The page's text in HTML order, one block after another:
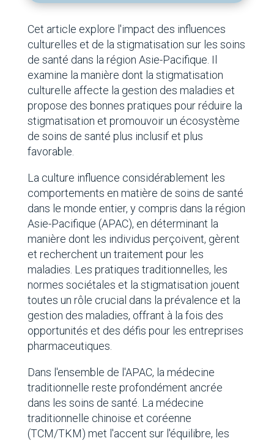
Cet article explore l'impact des influences
culturelles et de la stigmatisation sur les soins
de santé dans la région Asie-Pacifique. Il
examine la manière dont la stigmatisation
culturelle affecte la gestion des maladies et
propose des bonnes pratiques pour réduire la
stigmatisation et promouvoir un écosystème
de soins de santé plus inclusif et plus
favorable.
La culture influence considérablement les
comportements en matière de soins de santé
dans le monde entier, y compris dans la région
Asie-Pacifique (APAC), en déterminant la
manière dont les individus perçoivent, gèrent
et recherchent un traitement pour les
maladies. Les pratiques traditionnelles, les
normes sociétales et la stigmatisation jouent
toutes un rôle crucial dans la prévalence et la
gestion des maladies, offrant à la fois des
opportunités et des défis pour les entreprises
pharmaceutiques.
Dans l'ensemble de l'APAC, la médecine
traditionnelle reste profondément ancrée
dans les soins de santé. La médecine
traditionnelle chinoise et coréenne
(TCM/TKM) met l'accent sur l'équilibre, les